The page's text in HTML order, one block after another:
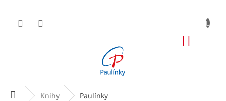
obsah
Domů Knihy Paulínky